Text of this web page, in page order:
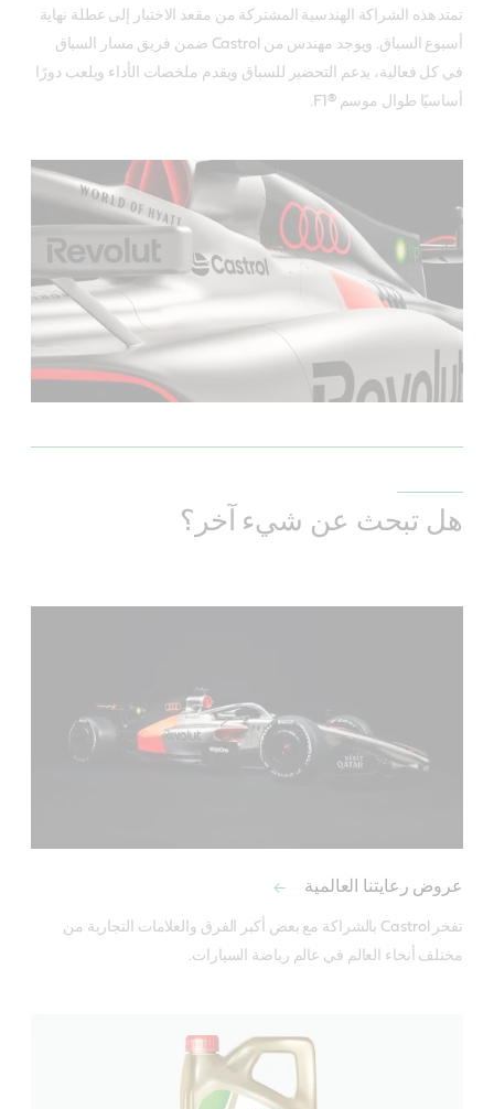
تمتد هذه الشراكة الهندسية المشتركة من مقعد الاختبار إلى عطلة نهاية
أسبوع السباق. ويوجد مهندس من Castrol ضمن فريق مسار السباق
في كل فعالية، يدعم التحضير للسباق ويقدم ملخصات الأداء ويلعب دورًا
أساسيًا طوال موسم F1®‎.
هل تبحث عن شيء آخر؟
عروض رعايتنا العالمية
مختلف أنحاء العالم في عالم رياضة السيارات.